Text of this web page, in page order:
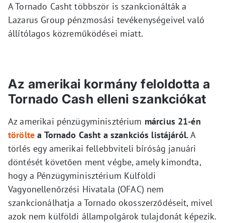
A Tornado Casht többször is szankcionálták a
Lazarus Group pénzmosási tevékenységeivel való
állítólagos közreműködései miatt.
Az amerikai kormány feloldotta a
Tornado Cash elleni szankciókat
Az amerikai pénzügyminisztérium március 21-én
törölte a Tornado Casht a szankciós listájáról.A
törlés egy amerikai fellebbviteli bíróság januári
döntését követően ment végbe, amely kimondta,
hogy a Pénzügyminisztérium Külföldi
Vagyonellenőrzési Hivatala (OFAC) nem
szankcionálhatja a Tornado okosszerződéseit, mivel
azok nem külföldi állampolgárok tulajdonát képezik.